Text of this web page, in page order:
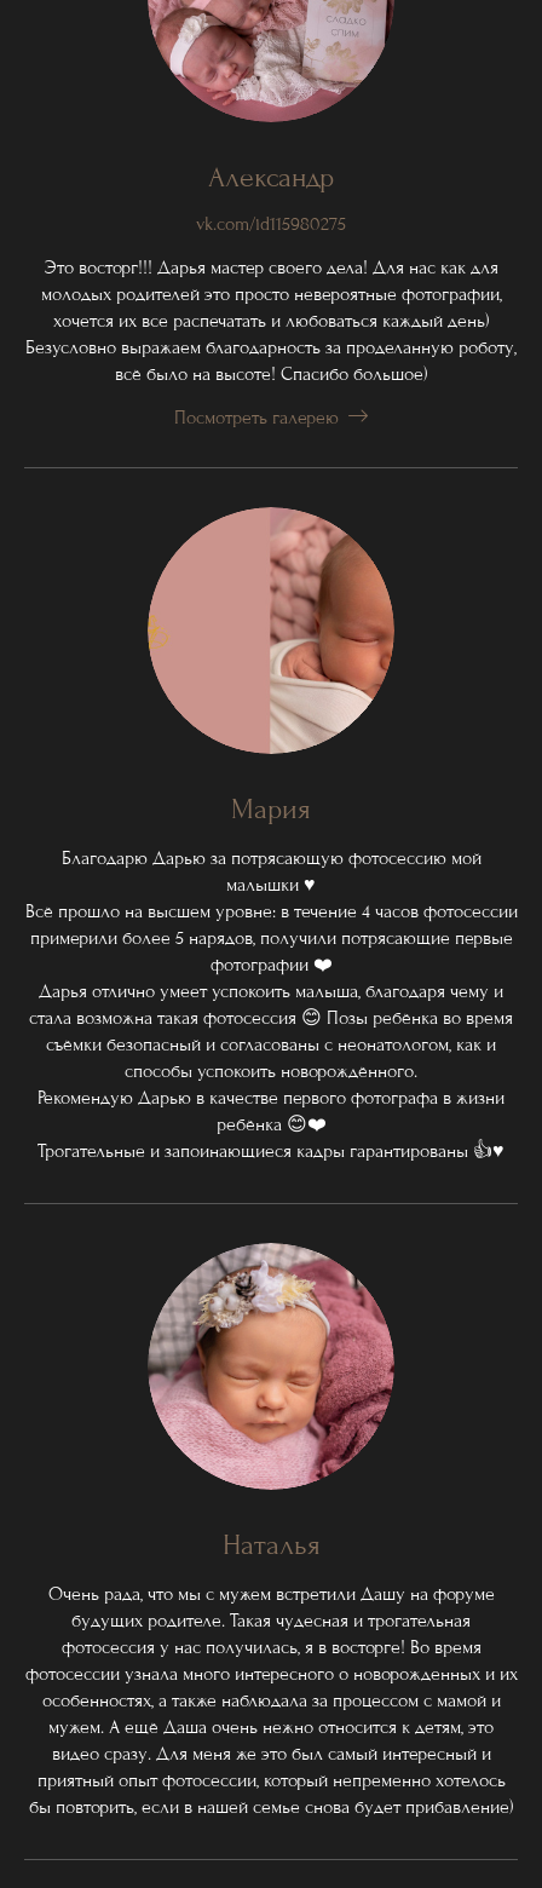
Александр
vk.com/id115980275
Это восторг!!! Дарья мастер своего дела! Для нас как для
молодых родителей это просто невероятные фотографии,
хочется их все распечатать и любоваться каждый день)
Безусловно выражаем благодарность за проделанную роботу,
всё было на высоте! Спасибо большое)
Посмотреть галерею
Мария
Благодарю Дарью за потрясающую фотосессию мой
малышки ♥️
Всё прошло на высшем уровне: в течение 4 часов фотосессии
примерили более 5 нарядов, получили потрясающие первые
фотографии ❤️
Дарья отлично умеет успокоить малыша, благодаря чему и
стала возможна такая фотосессия 😊 Позы ребёнка во время
съёмки безопасный и согласованы с неонатологом, как и
способы успокоить новорождённого.
Рекомендую Дарью в качестве первого фотографа в жизни
ребёнка 😊❤️
Трогательные и запоинающиеся кадры гарантированы 👍♥️
Наталья
Очень рада, что мы с мужем встретили Дашу на форуме
будущих родителе. Такая чудесная и трогательная
фотосессия у нас получилась, я в восторге! Во время
фотосессии узнала много интересного о новорожденных и их
особенностях, а также наблюдала за процессом с мамой и
мужем. А ещё Даша очень нежно относится к детям, это
видео сразу. Для меня же это был самый интересный и
приятный опыт фотосессии, который непременно хотелось
бы повторить, если в нашей семье снова будет прибавление)